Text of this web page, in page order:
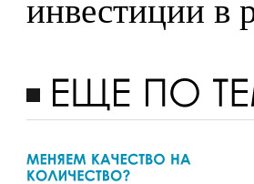
инвестиции в